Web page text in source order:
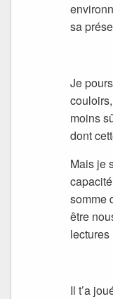
sa
Je
moins
dont
Mais je
somme
être
lectures
Il t’a